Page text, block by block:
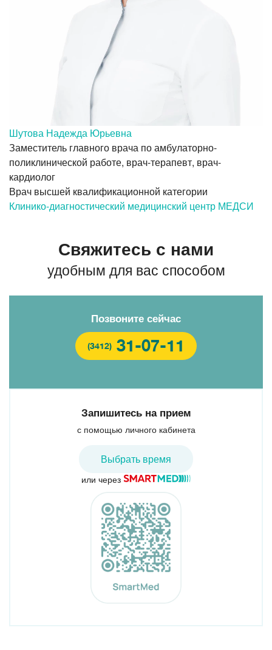
Шутова Надежда Юрьевна
Заместитель главного врача по амбулаторно-
поликлинической работе, врач-терапевт, врач-
кардиолог
Врач высшей квалификационной категории
Клинико-диагностический медицинский центр МЕДСИ
Свяжитесь с нами
удобным для вас способом
Позвоните сейчас
(3412) 31-07-11
Запишитесь на прием
с помощью личного кабинета
Выбрать время
или через